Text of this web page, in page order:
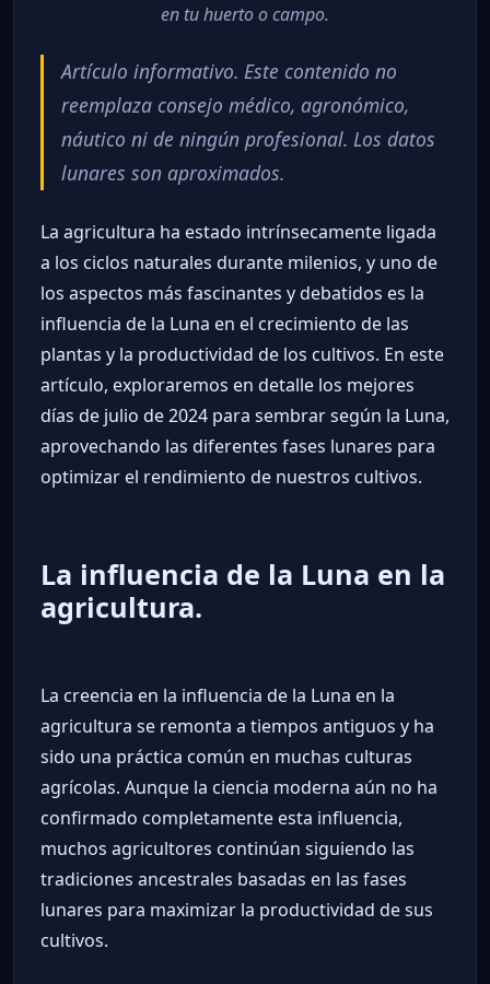
en tu huerto o campo.
Artículo informativo. Este contenido no
reemplaza consejo médico, agronómico,
náutico ni de ningún profesional. Los datos
lunares son aproximados.
La agricultura ha estado intrínsecamente ligada
a los ciclos naturales durante milenios, y uno de
los aspectos más fascinantes y debatidos es la
influencia de la Luna en el crecimiento de las
plantas y la productividad de los cultivos. En este
artículo, exploraremos en detalle los mejores
días de julio de 2024 para sembrar según la Luna,
aprovechando las diferentes fases lunares para
optimizar el rendimiento de nuestros cultivos.
La influencia de la Luna en la
agricultura.
La creencia en la influencia de la Luna en la
agricultura se remonta a tiempos antiguos y ha
sido una práctica común en muchas culturas
agrícolas. Aunque la ciencia moderna aún no ha
confirmado completamente esta influencia,
muchos agricultores continúan siguiendo las
tradiciones ancestrales basadas en las fases
lunares para maximizar la productividad de sus
cultivos.